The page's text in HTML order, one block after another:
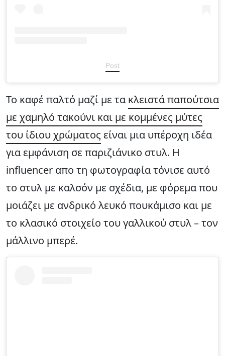
Post
Το καφέ παλτό μαζί με τα κλειστά παπούτσια
με χαμηλό τακούνι και με κομμένες μύτες
του ίδιου χρώματος είναι μια υπέροχη ιδέα
για εμφάνιση σε παριζιάνικο στυλ. Η
influencer απο τη φωτογραφία τόνισε αυτό
το στυλ με καλσόν με σχέδια, με φόρεμα που
μοιάζει με ανδρικό λευκό πουκάμισο και με
το κλασικό στοιχείο του γαλλικού στυλ – τον
μάλλινο μπερέ.